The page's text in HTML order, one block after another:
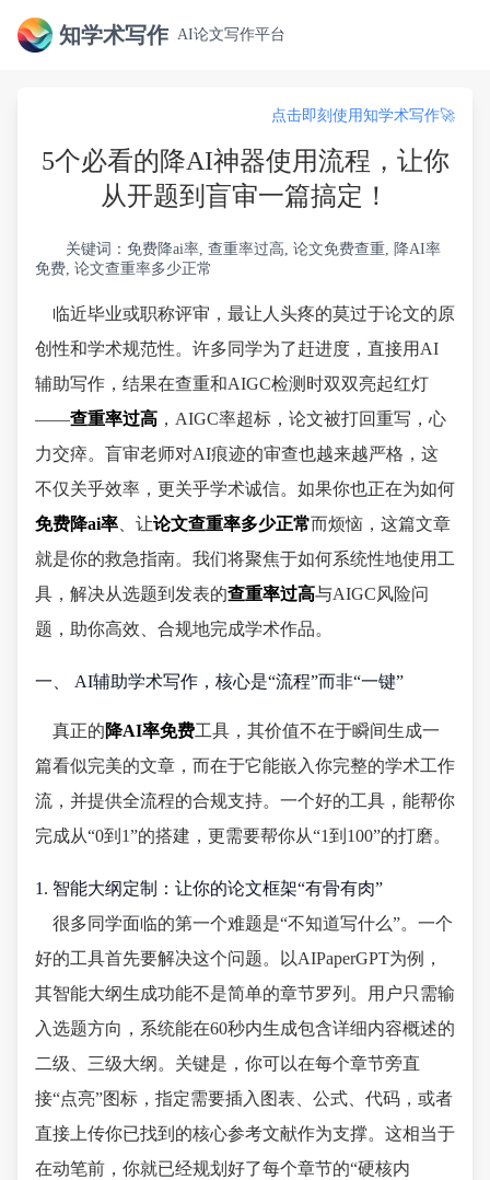
知学术写作 AI论文写作平台
点击即刻使用知学术写作🚀
5个必看的降AI神器使用流程，让你
从开题到盲审一篇搞定！
关键词：免费降ai率, 查重率过高, 论文免费查重, 降AI率
免费, 论文查重率多少正常
临近毕业或职称评审，最让人头疼的莫过于论文的原
创性和学术规范性。许多同学为了赶进度，直接用AI
辅助写作，结果在查重和AIGC检测时双双亮起红灯
——查重率过高 ，AIGC率超标，论文被打回重写，心
力交瘁。盲审老师对AI痕迹的审查也越来越严格，这
不仅关乎效率，更关乎学术诚信。如果你也正在为如何
免费降ai率 、让论文查重率多少正常而烦恼，这篇文章
就是你的救急指南。我们将聚焦于如何系统性地使用工
具，解决从选题到发表的查重率过高与AIGC风险问
题，助你高效、合规地完成学术作品。
一、 AI辅助学术写作，核心是“流程”而非“一键”
真正的降AI率免费工具，其价值不在于瞬间生成一
篇看似完美的文章，而在于它能嵌入你完整的学术工作
流，并提供全流程的合规支持。一个好的工具，能帮你
完成从“0到1”的搭建，更需要帮你从“1到100”的打磨。
1. 智能大纲定制：让你的论文框架“有骨有肉”
很多同学面临的第一个难题是“不知道写什么”。一个
好的工具首先要解决这个问题。以AIPaperGPT为例，
其智能大纲生成功能不是简单的章节罗列。用户只需输
入选题方向，系统能在60秒内生成包含详细内容概述的
二级、三级大纲。关键是，你可以在每个章节旁直
接“点亮”图标，指定需要插入图表、公式、代码，或者
直接上传你已找到的核心参考文献作为支撑。这相当于
在动笔前，你就已经规划好了每个章节的“硬核内